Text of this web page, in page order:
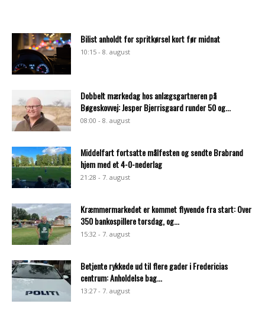
Bilist anholdt for spritkørsel kort før midnat
10:15 - 8. august
Dobbelt mærkedag hos anlægsgartneren på
Bøgeskovvej: Jesper Bjerrisgaard runder 50 og...
08:00 - 8. august
Middelfart fortsatte målfesten og sendte Brabrand
hjem med et 4-0-nederlag
21:28 - 7. august
Kræmmermarkedet er kommet flyvende fra start: Over
350 bankospillere torsdag, og...
15:32 - 7. august
Betjente rykkede ud til flere gader i Fredericias
centrum: Anholdelse bag...
13:27 - 7. august